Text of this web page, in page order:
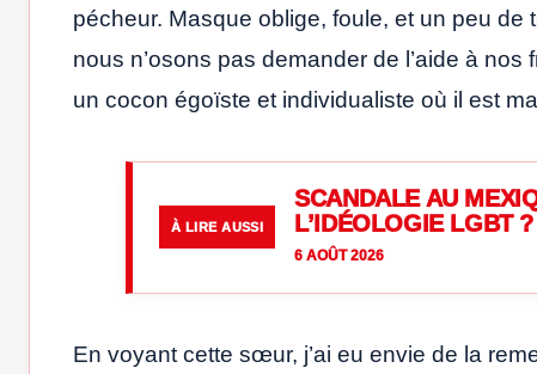
pécheur. Masque oblige, foule, et un peu de
nous n’osons pas demander de l’aide à
un cocon égoïste et individualiste où il est
À LIRE AUSSI
SCANDALE AU
L’IDÉOLOGIE LGBT ?
6 AOÛT 2026
En voyant cette sœur, j’ai eu envie de la